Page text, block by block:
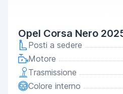
Opel Corsa Nero
Posti a sedere
Motore
Trasmissione
Colore interno